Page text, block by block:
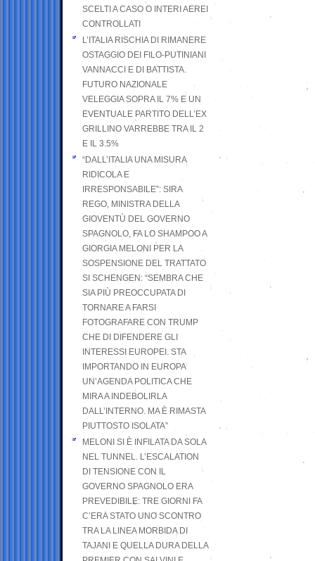
SCELTI A CASO O INTERI AEREI
CONTROLLATI
L’ITALIA RISCHIA DI RIMANERE
OSTAGGIO DEI FILO-PUTINIANI
VANNACCI E DI BATTISTA.
FUTURO NAZIONALE
VELEGGIA SOPRA IL 7% E UN
EVENTUALE PARTITO DELL’EX
GRILLINO VARREBBE TRA IL 2
E IL 3.5%
“DALL’ITALIA UNA MISURA
RIDICOLA E
IRRESPONSABILE”: SIRA
REGO, MINISTRA DELLA
GIOVENTÙ DEL GOVERNO
SPAGNOLO, FA LO SHAMPOO A
GIORGIA MELONI PER LA
SOSPENSIONE DEL TRATTATO
SI SCHENGEN: “SEMBRA CHE
SIA PIÙ PREOCCUPATA DI
TORNARE A FARSI
FOTOGRAFARE CON TRUMP
CHE DI DIFENDERE GLI
INTERESSI EUROPEI. STA
IMPORTANDO IN EUROPA
UN’AGENDA POLITICA CHE
MIRA A INDEBOLIRLA
DALL’INTERNO. MA È RIMASTA
PIUTTOSTO ISOLATA”
MELONI SI È INFILATA DA SOLA
NEL TUNNEL. L’ESCALATION
DI TENSIONE CON IL
GOVERNO SPAGNOLO ERA
PREVEDIBILE: TRE GIORNI FA
C’ERA STATO UNO SCONTRO
TRA LA LINEA MORBIDA DI
TAJANI E QUELLA DURA DELLA